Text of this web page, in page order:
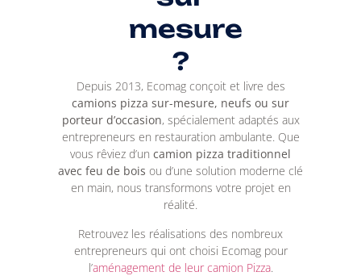
mesure
?
Depuis 2013, Ecomag conçoit et livre des
camions pizza sur-mesure, neufs ou sur
porteur d’occasion, spécialement adaptés aux
entrepreneurs en restauration ambulante. Que
vous rêviez d’un camion pizza traditionnel
avec feu de bois ou d’une solution moderne clé
en main, nous transformons votre projet en
réalité.
Retrouvez les réalisations des nombreux
entrepreneurs qui ont choisi Ecomag pour
l’aménagement de leur camion Pizza.